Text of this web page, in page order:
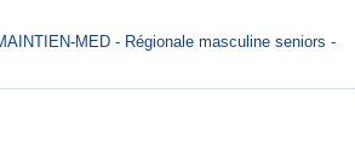
MED - Régionale masculine seniors -